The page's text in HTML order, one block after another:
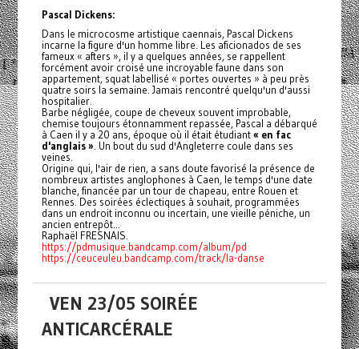
Pascal Dickens:
Dans le microcosme artistique caennais, Pascal Dickens
incarne la figure d'un homme libre. Les aficionados de ses
fameux « afters », il y a quelques années, se rappellent
forcément avoir croisé une incroyable faune dans son
appartement, squat labellisé « portes ouvertes » à peu près
quatre soirs la semaine. Jamais rencontré quelqu'un d'aussi
hospitalier.
Barbe négligée, coupe de cheveux souvent improbable,
chemise toujours étonnamment repassée, Pascal a débarqué
à Caen il y a 20 ans, époque où il était étudiant« en fac
d'anglais ». Un bout du sud d'Angleterre coule dans ses
veines.
Origine qui, l'air de rien, a sans doute favorisé la présence de
nombreux artistes anglophones à Caen, le temps d'une date
blanche, financée par un tour de chapeau, entre Rouen et
Rennes. Des soirées éclectiques à souhait, programmées
dans un endroit inconnu ou incertain, une vieille péniche, un
ancien entrepôt...
Raphaël FRESNAIS.
https://pdmusique.bandcamp.com/album/pd
https://ceuceuleu.bandcamp.com/track/la-danse
VEN 23/05 SOIRÉE
ANTICARCÉRALE